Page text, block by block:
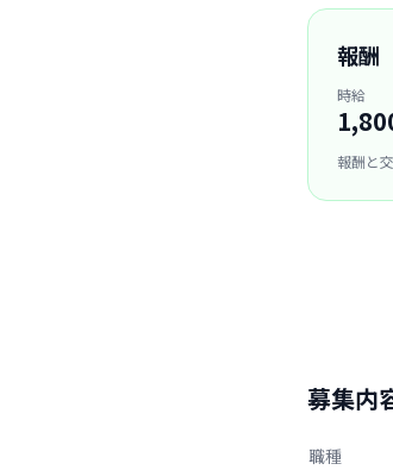
報酬
時給
報酬と
募集内
職種